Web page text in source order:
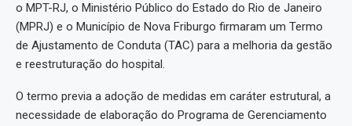
o MPT-RJ, o Ministério Público do Estado do Rio de Janeiro
(MPRJ) e o Município de Nova Friburgo firmaram um Termo
de Ajustamento de Conduta (TAC) para a melhoria da gestão
e reestruturação do hospital.
O termo previa a adoção de medidas em caráter estrutural, a
necessidade de elaboração do Programa de Gerenciamento